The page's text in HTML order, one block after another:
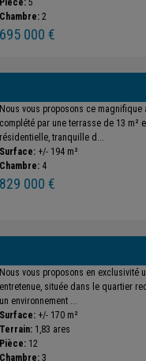
Pièce: 5
Chambre: 2
695 000 €
Nous vous proposons ce magnifique
complété par une terrasse de 13 m²
résidentielle, tranquille d...
Surface: +/- 194 m²
Chambre: 4
829 000 €
Nous vous proposons en exclusivité
entretenue, située dans le quartier
un environnement ...
Surface: +/- 170 m²
Terrain: 1,83 ares
Pièce: 12
Chambre: 3